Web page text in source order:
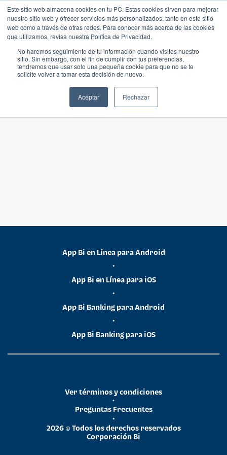
Este sitio web almacena cookies en tu PC. Estas cookies sirven para mejorar
nuestro sitio web y ofrecer servicios más personalizados, tanto en este sitio
web como a través de otras redes. Para conocer más acerca de las cookies
que utilizamos, revisa nuestra Política de Privacidad.
No haremos seguimiento de tu información cuando visites nuestro
sitio. Sin embargo, con el fin de cumplir con tus preferencias,
tendremos que usar solo una pequeña cookie para que no se te
solicite volver a tomar esta decisión de nuevo.
Aceptar Rechazar
App Bi en Línea para Android
•
App Bi en Línea para iOS
•
App Bi Banking para Android
•
App Bi Banking para iOS
2026 © Todos los derechos reservados
Corporación Bi
•
Preguntas Frecuentes
•
Ver términos y condiciones